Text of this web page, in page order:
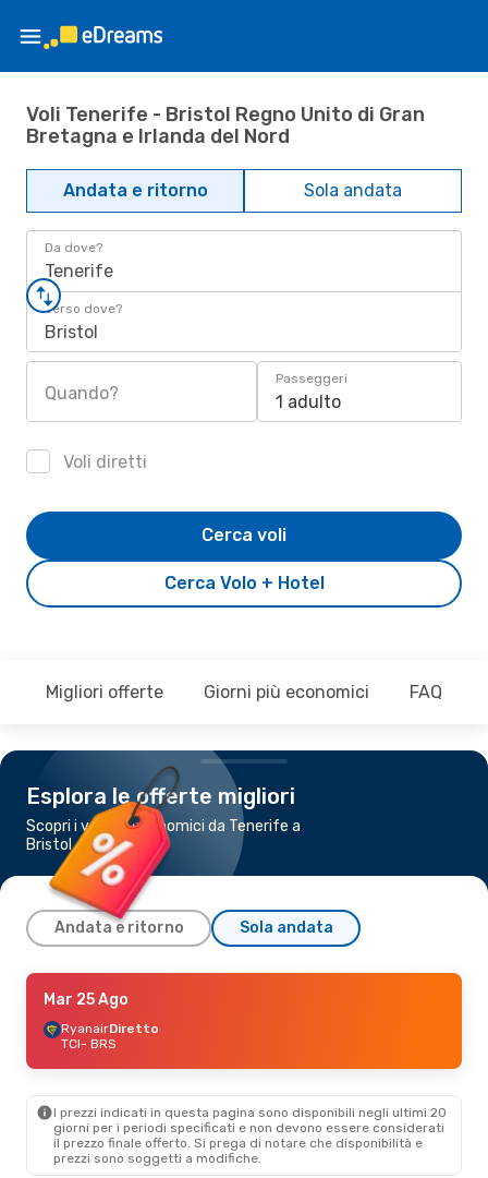
Voli Tenerife - Bristol Regno Unito di Gran
Bretagna e Irlanda del Nord
Andata e ritorno Sola andata
Da dove?
Tenerife
Verso dove?
Bristol
Quando?
Passeggeri
1 adulto
Voli diretti
Cerca Volo + Hotel
Cerca voli
Migliori offerte Giorni più economici FAQ
Esplora le offerte migliori
Scopri i voli più economici da Tenerife a
Bristol
Andata e ritorno Sola andata
Mer 28 Ott- Lun 2 Nov
RyanairDiretto
TCI- BRS
BRS- TCI
Mar 25 Ago
RyanairDiretto
TCI- BRS
I prezzi indicati in questa pagina sono disponibili negli ultimi 20
giorni per i periodi specificati e non devono essere considerati
il ​​prezzo finale offerto. Si prega di notare che disponibilità e
prezzi sono soggetti a modifiche.